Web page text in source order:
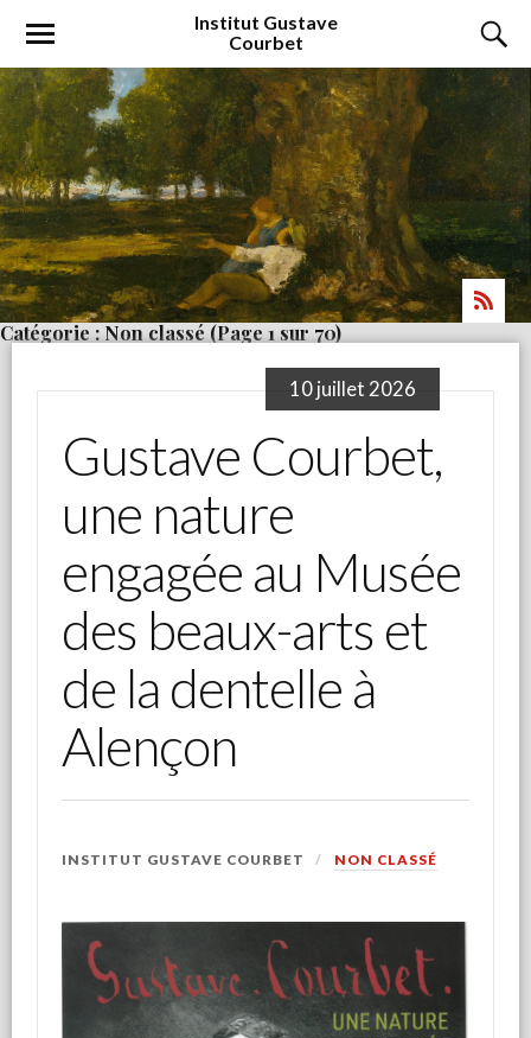
Institut Gustave
Courbet
Catégorie : Non classé (Page 1 sur 70)
10 juillet 2026
Gustave Courbet,
une nature
engagée au Musée
des beaux-arts et
de la dentelle à
Alençon
INSTITUT GUSTAVE COURBET NON CLASSÉ